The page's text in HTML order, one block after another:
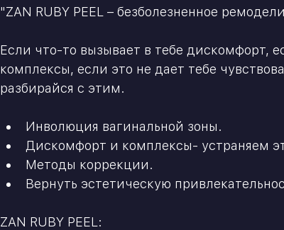
"ZAN RUBY PEEL – безболезненное
Если что-то вызывает в тебе дискомфорт,
комплексы, если это не дает тебе
разбирайся с этим.
Инволюция вагинальной зоны.
Дискомфорт и комплексы- устраняем
Методы коррекции.
Вернуть эстетическую
ZAN RUBY PEEL: